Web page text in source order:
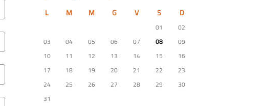
L M M G V S D
01
02
03
04 05 06 07 08
09
10
11 12 13 14 15
16
17
18 19 20 21 22
23
24
25 26 27 28 29
30
31